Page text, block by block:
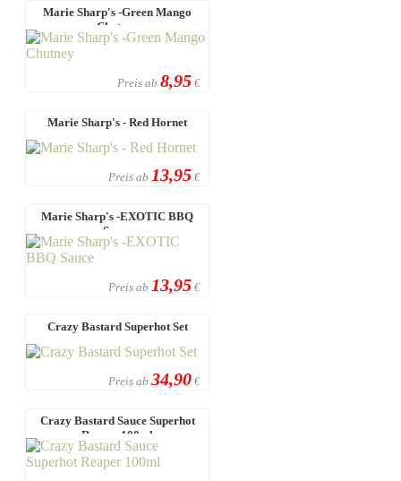
Marie Sharp's -Green Mango
Chutney
Preis ab 8,95 €
Marie Sharp's - Red Hornet
Preis ab 13,95 €
Marie Sharp's -EXOTIC BBQ
Sauce
Preis ab 13,95 €
Crazy Bastard Superhot Set
Preis ab 34,90 €
Crazy Bastard Sauce Superhot
Reaper 100ml